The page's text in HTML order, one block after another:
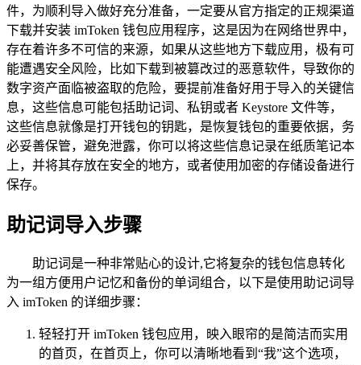
件，为顺利导入做好充分准备，一定要从官方指定的正规渠道
下载并安装 imToken 钱包应用程序，这是因为在网络世界中，
存在着许多不可信的来源，如果从这些地方下载应用，极有可
能遭遇安全风险，比如下载到被篡改过的恶意软件，导致你的
数字资产面临被盗取的危险，要提前准备好用于导入的关键信
息，这些信息可能包括助记词、私钥或者 Keystore 文件等，
这些信息就像是打开钱包的钥匙，是恢复钱包的重要依据，务
必妥善保管，避免泄露，你可以将这些信息记录在纸质笔记本
上，并将其存放在安全的地方，或者使用加密的存储设备进行
保存。
助记词导入步骤
助记词是一种非常贴心的设计,它将复杂的钱包信息转化
为一组方便用户记忆和备份的单词组合，以下是使用助记词导
入 imToken 的详细步骤：
轻轻打开 imToken 钱包应用，映入眼帘的是简洁而实用
的首页，在首页上，你可以清晰地看到“我”这个选项，